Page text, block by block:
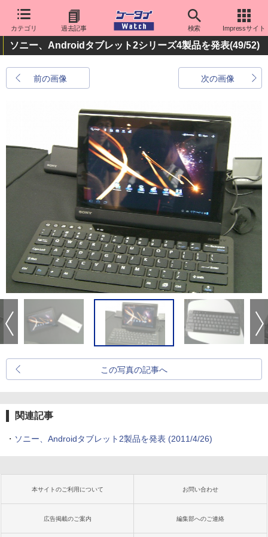
カテゴリ 過去記事 検索 Impressサイト
ソニー、Androidタブレット2シリーズ4製品を発表(49/52)
前の画像 次の画像
この写真の記事へ
関連記事
・ ソニー、Androidタブレット2製品を発表 (2011/4/26)
本サイトのご利用について お問い合わせ
広告掲載のご案内 編集部へのご連絡